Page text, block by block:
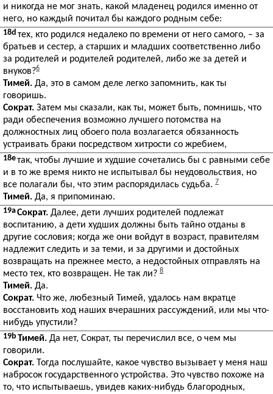
и никогда не мог знать, какой младенец родился именно от
него, но каждый почитал бы каждого родным себе:
18d тех, кто родился недалеко по времени от него самого, – за
братьев и сестер, а старших и младших соответственно либо
за родителей и родителей родителей, либо же за детей и
внуков?6
Тимей. Да, это в самом деле легко запомнить, как ты
говоришь.
Сократ. Затем мы сказали, как ты, может быть, помнишь, что
ради обеспечения возможно лучшего потомства на
должностных лиц обоего пола возлагается обязанность
устраивать браки посредством хитрости со жребием,
18eтак, чтобы лучшие и худшие сочетались бы с равными себе
и в то же время никто не испытывал бы неудовольствия, но
все полагали бы, что этим распорядилась судьба. 7
Тимей. Да, я припоминаю.
19aСократ. Далее, дети лучших родителей подлежат
воспитанию, а дети худших должны быть тайно отданы в
другие сословия; когда же они войдут в возраст, правителям
надлежит следить и за теми, и за другими и достойных
возвращать на прежнее место, а недостойных отправлять на
место тех, кто возвращен. Не так ли? 8
Тимей. Да.
Сократ. Что же, любезный Тимей, удалось нам вкратце
восстановить ход наших вчерашних рассуждений, или мы что-
нибудь упустили?
19b Тимей. Да нет, Сократ, ты перечислил все, о чем мы
говорили.
Сократ. Тогда послушайте, какое чувство вызывает у меня наш
набросок государственного устройства. Это чувство похоже на
то, что испытываешь, увидев каких-нибудь благородных,